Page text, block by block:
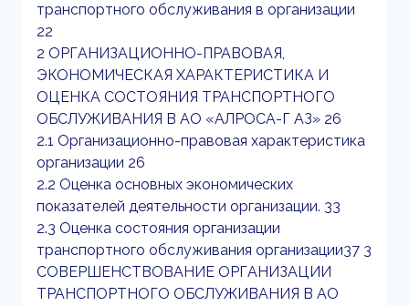
транспортного обслуживания в организации
22
2 ОРГАНИЗАЦИОННО-ПРАВОВАЯ,
ЭКОНОМИЧЕСКАЯ ХАРАКТЕРИСТИКА И
ОЦЕНКА СОСТОЯНИЯ ТРАНСПОРТНОГО
ОБСЛУЖИВАНИЯ В АО «АЛРОСА-Г АЗ» 26
2.1 Организационно-правовая характеристика
организации 26
2.2 Оценка основных экономических
показателей деятельности организации. 33
2.3 Оценка состояния организации
транспортного обслуживания организации37 3
СОВЕРШЕНСТВОВАНИЕ ОРГАНИЗАЦИИ
ТРАНСПОРТНОГО ОБСЛУЖИВАНИЯ В АО